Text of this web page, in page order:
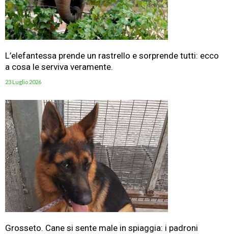
L’elefantessa prende un rastrello e sorprende tutti: ecco
a cosa le serviva veramente.
23 Luglio 2026
Grosseto. Cane si sente male in spiaggia: i padroni